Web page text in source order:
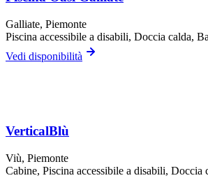
Galliate, Piemonte
Piscina accessibile a disabili, Doccia calda,
Vedi disponibilità
VerticalBlù
Viù, Piemonte
Cabine, Piscina accessibile a disabili, Doccia